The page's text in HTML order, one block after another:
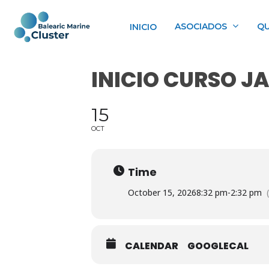
main
INICIO ASOCIADOS
INICIO CURSO
15
OCT
Time
October 15, 20268:32 pm-2:32 pm
CALENDAR GOOGLECAL